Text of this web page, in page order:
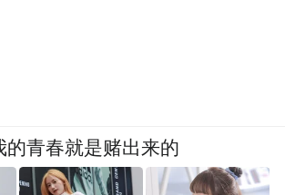
的青春就是赌出来的